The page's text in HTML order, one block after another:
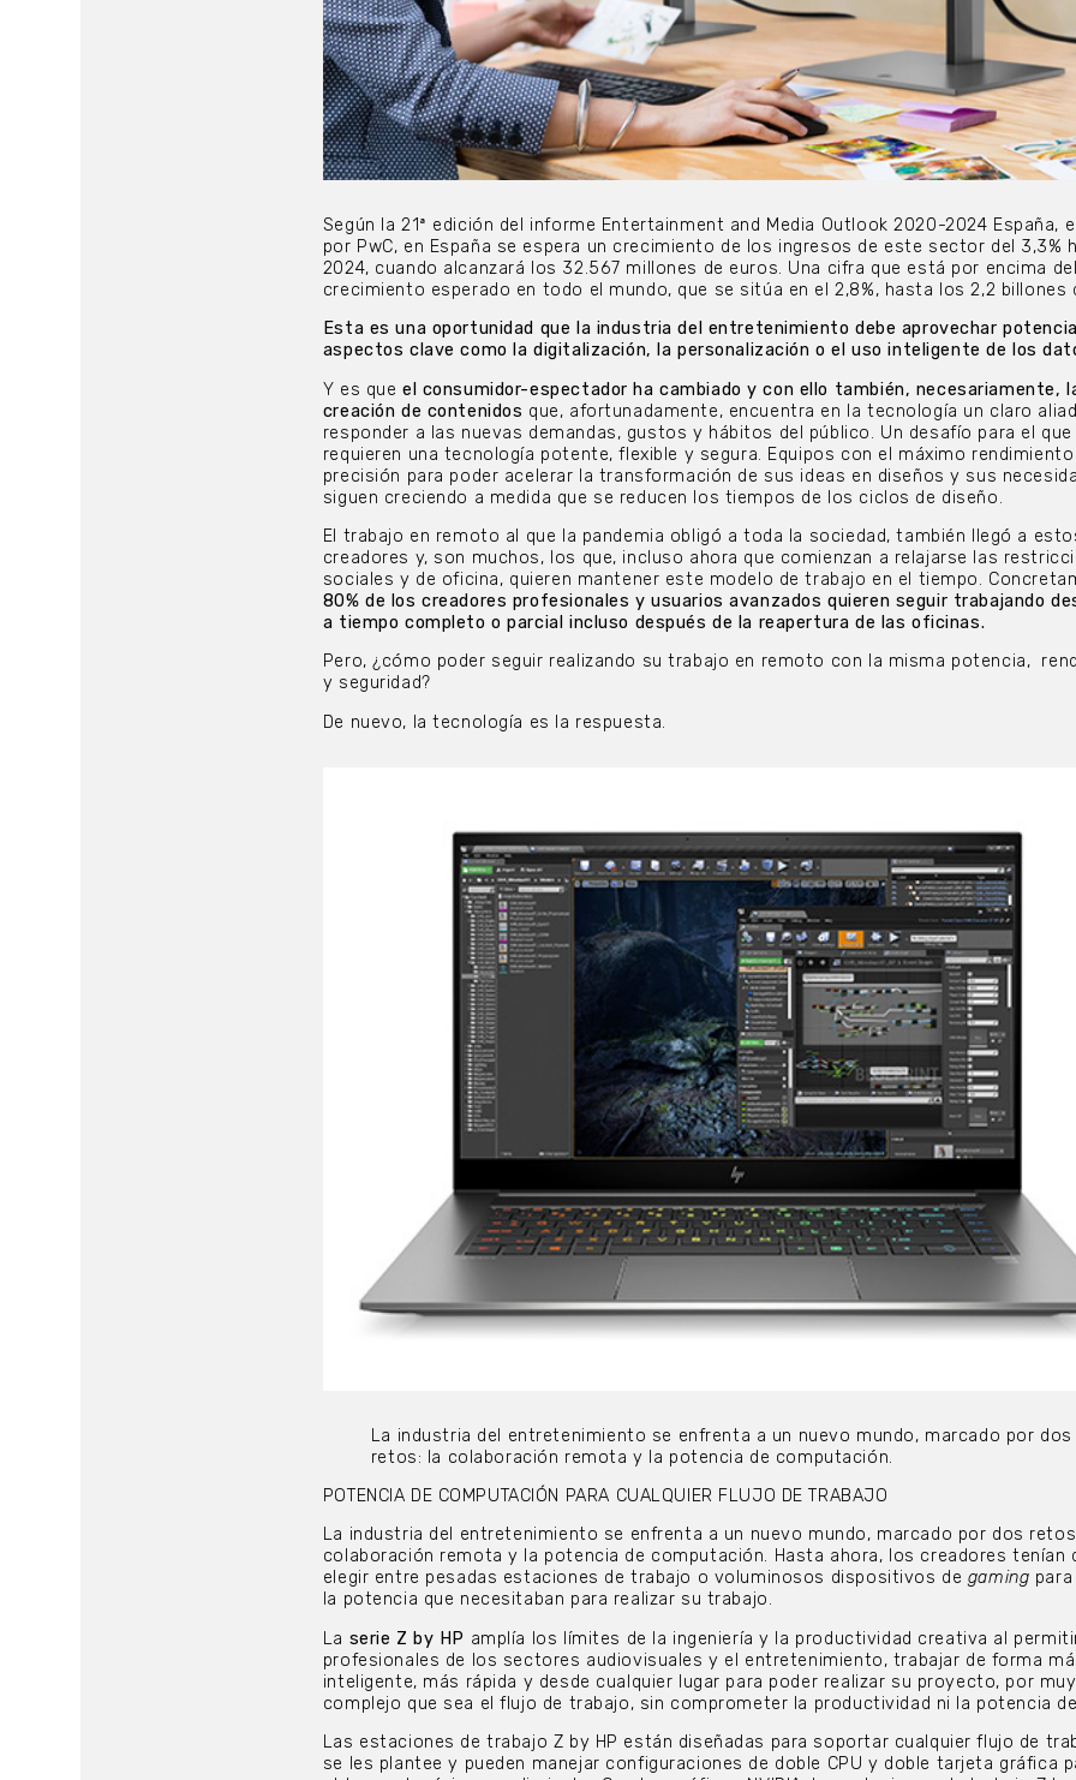
Según la 21ª edición del informe Entertainment and Media Outlook 2020-2024 España,
por PwC, en España se espera un crecimiento de los ingresos de este sector del 3,3%
2024, cuando alcanzará los 32.567 millones de euros. Una cifra que está por encima
crecimiento esperado en todo el mundo, que se sitúa en el 2,8%, hasta los 2,2 billones
Esta es una oportunidad que la industria del entretenimiento debe aprovechar
aspectos clave como la digitalización, la personalización o el uso inteligente de los
Y es que el consumidor-espectador ha cambiado y con ello también, necesariamente,
creación de contenidos que, afortunadamente, encuentra en la tecnología un claro
responder a las nuevas demandas, gustos y hábitos del público. Un desafío para el que
requieren una tecnología potente, flexible y segura. Equipos con el máximo
precisión para poder acelerar la transformación de sus ideas en diseños y sus
siguen creciendo a medida que se reducen los tiempos de los ciclos de diseño.
El trabajo en remoto al que la pandemia obligó a toda la sociedad, también llegó a
creadores y, son muchos, los que, incluso ahora que comienzan a relajarse las
sociales y de oficina, quieren mantener este modelo de trabajo en el tiempo.
80% de los creadores profesionales y usuarios avanzados quieren seguir trabajando
a tiempo completo o parcial incluso después de la reapertura de las oficinas.
Pero, ¿cómo poder seguir realizando su trabajo en remoto con la misma potencia,
y seguridad?
De nuevo, la tecnología es la respuesta.
La industria del entretenimiento se enfrenta a un nuevo mundo, marcado por dos
retos: la colaboración remota y la potencia de computación.
POTENCIA DE COMPUTACIÓN PARA CUALQUIER FLUJO DE TRABAJO
La industria del entretenimiento se enfrenta a un nuevo mundo, marcado por dos
colaboración remota y la potencia de computación. Hasta ahora, los creadores tenían
elegir entre pesadas estaciones de trabajo o voluminosos dispositivos de gaming
la potencia que necesitaban para realizar su trabajo.
La serie Z by HP amplía los límites de la ingeniería y la productividad creativa al
profesionales de los sectores audiovisuales y el entretenimiento, trabajar de forma
inteligente, más rápida y desde cualquier lugar para poder realizar su proyecto, por muy
complejo que sea el flujo de trabajo, sin comprometer la productividad ni la potencia
Las estaciones de trabajo Z by HP están diseñadas para soportar cualquier flujo de
se les plantee y pueden manejar configuraciones de doble CPU y doble tarjeta gráfica